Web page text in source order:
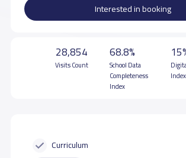
Interested in booking
28,854
Visits Count
68.8%
School Data
Completeness
Index
Index
Curriculum